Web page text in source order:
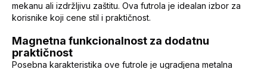
mekanu ali izdržljivu zaštitu. Ova futrola je idealan izbor za
korisnike koji cene stil i praktičnost.
Magnetna funkcionalnost za dodatnu
praktičnost
Posebna karakteristika ove futrole je ugradjena metalna